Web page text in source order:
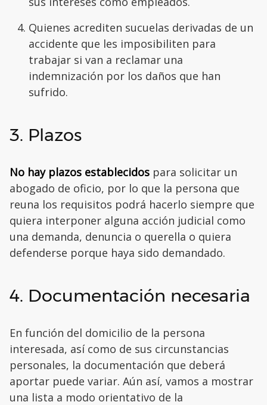
Quienes acrediten sucuelas derivadas de un
accidente que les imposibiliten para
trabajar si van a reclamar una
indemnización por los daños que han
sufrido.
3. Plazos
No hay plazos establecidos para solicitar un
abogado de oficio, por lo que la persona que
reuna los requisitos podrá hacerlo siempre que
quiera interponer alguna acción judicial como
una demanda, denuncia o querella o quiera
defenderse porque haya sido demandado.
4. Documentación necesaria
En función del domicilio de la persona
interesada, así como de sus circunstancias
personales, la documentación que deberá
aportar puede variar. Aún así, vamos a mostrar
una lista a modo orientativo de la